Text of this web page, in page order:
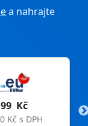
a nahrajte
333 Kč s DPH